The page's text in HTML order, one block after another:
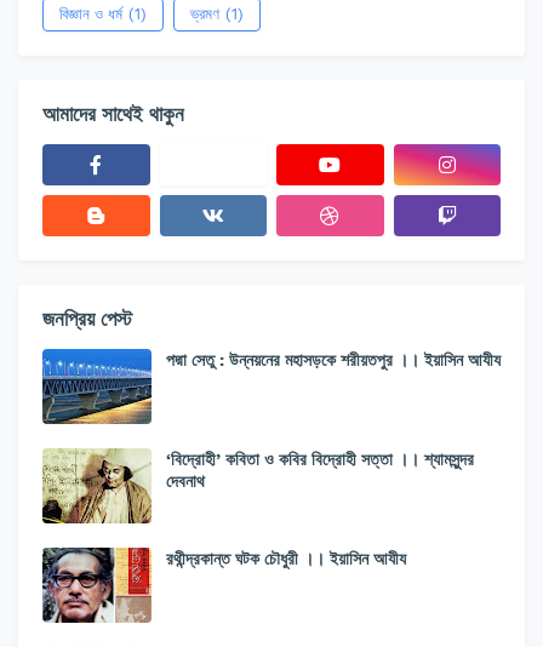
বিজ্ঞান ও ধর্ম (1) ভ্রমণ (1)
আমাদের সাথেই থাকুন
জনপ্রিয় পেস্ট
পদ্মা সেতু : উন্নয়নের মহাসড়কে শরীয়তপুর ।। ইয়াসিন আযীয
‘বিদ্রোহী’ কবিতা ও কবির বিদ্রোহী সত্তা ।। শ্যামসুন্দর
দেবনাথ
রথীন্দ্রকান্ত ঘটক চৌধুরী ।। ইয়াসিন আযীয